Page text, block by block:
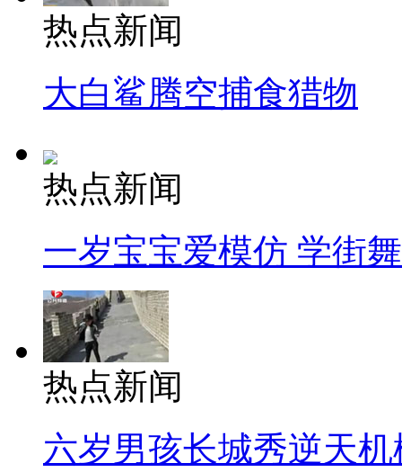
热点新闻
大白鲨腾空捕食猎物
热点新闻
一岁宝宝爱模仿 学街
热点新闻
六岁男孩长城秀逆天机